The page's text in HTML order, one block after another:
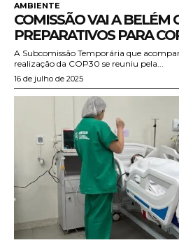
AMBIENTE
COMISSÃO VAI A BELÉM
PREPARATIVOS PARA
A Subcomissão Temporária que
realização da COP30 se reuniu pela...
16 de julho de 2025